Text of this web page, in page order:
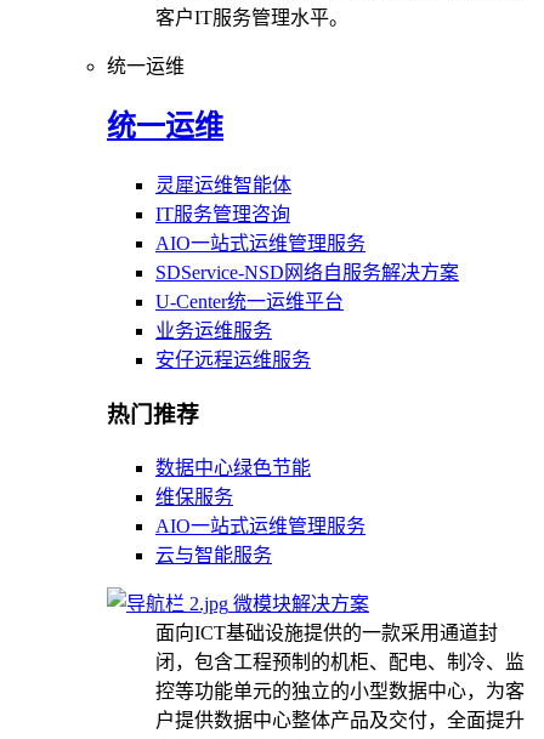
客户IT服务管理水平。
统一运维
统一运维
灵犀运维智能体
IT服务管理咨询
AIO一站式运维管理服务
SDService-NSD网络自服务解决方案
U-Center统一运维平台
业务运维服务
安仔远程运维服务
热门推荐
数据中心绿色节能
维保服务
AIO一站式运维管理服务
云与智能服务
微模块解决方案
面向ICT基础设施提供的一款采用通道封
闭，包含工程预制的机柜、配电、制冷、监
控等功能单元的独立的小型数据中心，为客
户提供数据中心整体产品及交付，全面提升